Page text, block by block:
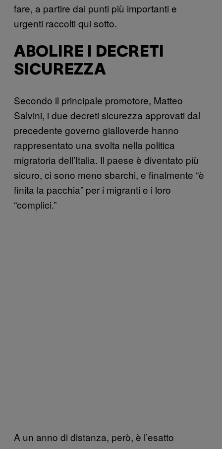
fare, a partire dai punti più importanti e
urgenti raccolti qui sotto.
ABOLIRE I DECRETI
SICUREZZA
Secondo il principale promotore, Matteo
Salvini, i due decreti sicurezza approvati dal
precedente governo gialloverde hanno
rappresentato una svolta nella politica
migratoria dell’Italia. Il paese è diventato più
sicuro, ci sono meno sbarchi, e finalmente “è
finita la pacchia” per i migranti e i loro
“complici.”
A un anno di distanza, però, è l’esatto